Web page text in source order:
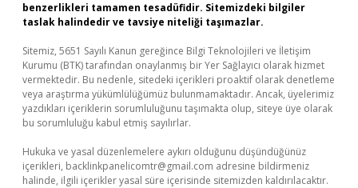
benzerlikleri tamamen tesadüfidir. Sitemizdeki bilgiler
taslak halindedir ve tavsiye niteliği taşımazlar.
Sitemiz, 5651 Sayılı Kanun gereğince Bilgi Teknolojileri ve İletişim
Kurumu (BTK) tarafından onaylanmış bir Yer Sağlayıcı olarak hizmet
vermektedir. Bu nedenle, sitedeki içerikleri proaktif olarak denetleme
veya araştırma yükümlülüğümüz bulunmamaktadır. Ancak, üyelerimiz
yazdıkları içeriklerin sorumluluğunu taşımakta olup, siteye üye olarak
bu sorumluluğu kabul etmiş sayılırlar.
Hukuka ve yasal düzenlemelere aykırı olduğunu düşündüğünüz
içerikleri, backlinkpanelicomtr@gmail.com adresine bildirmeniz
halinde, ilgili içerikler yasal süre içerisinde sitemizden kaldırılacaktır.